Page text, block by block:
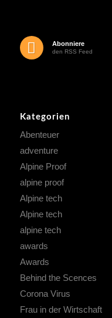
Abonniere
den RSS Feed
Kategorien
Abenteuer
adventure
Alpine Proof
alpine proof
Alpine tech
Alpine tech
alpine tech
awards
Awards
Behind the Scences
Corona Virus
Frau in der Wirtschaft